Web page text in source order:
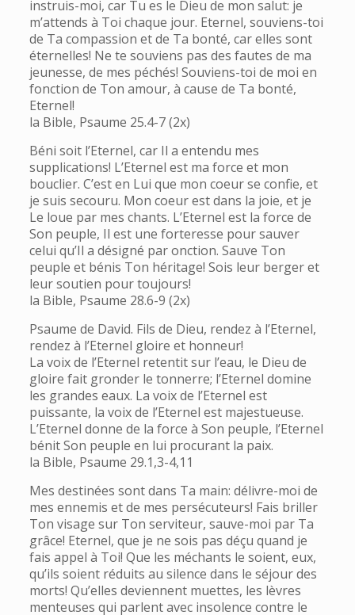
instruis-moi, car Tu es le Dieu de mon salut: je
m’attends à Toi chaque jour. Eternel, souviens-toi
de Ta compassion et de Ta bonté, car elles sont
éternelles! Ne te souviens pas des fautes de ma
jeunesse, de mes péchés! Souviens-toi de moi en
fonction de Ton amour, à cause de Ta bonté,
Eternel!
la Bible, Psaume 25.4-7 (2x)
Béni soit l’Eternel, car Il a entendu mes
supplications! L’Eternel est ma force et mon
bouclier. C’est en Lui que mon coeur se confie, et
je suis secouru. Mon coeur est dans la joie, et je
Le loue par mes chants. L’Eternel est la force de
Son peuple, Il est une forteresse pour sauver
celui qu’Il a désigné par onction. Sauve Ton
peuple et bénis Ton héritage! Sois leur berger et
leur soutien pour toujours!
la Bible, Psaume 28.6-9 (2x)
Psaume de David. Fils de Dieu, rendez à l’Eternel,
rendez à l’Eternel gloire et honneur!
La voix de l’Eternel retentit sur l’eau, le Dieu de
gloire fait gronder le tonnerre; l’Eternel domine
les grandes eaux. La voix de l’Eternel est
puissante, la voix de l’Eternel est majestueuse.
L’Eternel donne de la force à Son peuple, l’Eternel
bénit Son peuple en lui procurant la paix.
la Bible, Psaume 29.1,3-4,11
Mes destinées sont dans Ta main: délivre-moi de
mes ennemis et de mes persécuteurs! Fais briller
Ton visage sur Ton serviteur, sauve-moi par Ta
grâce! Eternel, que je ne sois pas déçu quand je
fais appel à Toi! Que les méchants le soient, eux,
qu’ils soient réduits au silence dans le séjour des
morts! Qu’elles deviennent muettes, les lèvres
menteuses qui parlent avec insolence contre le